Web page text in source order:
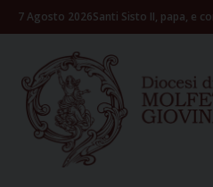
Skip7 Agosto 2026Santi Sisto II, papa, e